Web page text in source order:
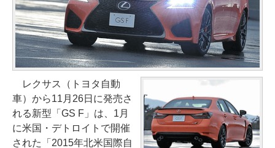
レクサス（トヨタ自動
車）から11月26日に発売さ
れる新型「GS F」は、1月
に米国・デトロイトで開催
された「2015年北米国際自